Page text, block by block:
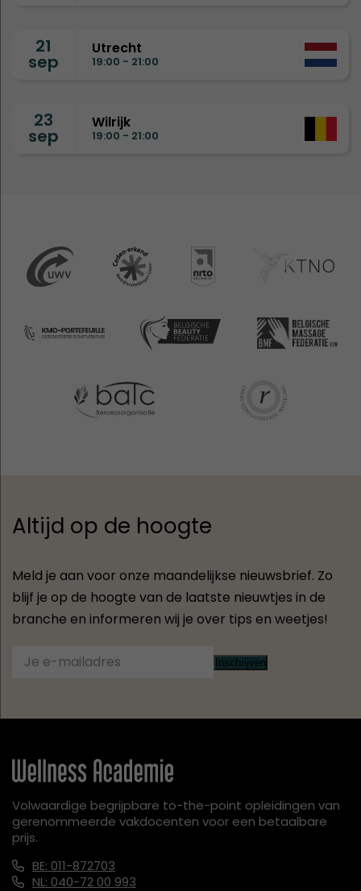
21
sep
Utrecht
19:00 - 21:00
23
sep
Wilrijk
19:00 - 21:00
Altijd op de hoogte
Meld je aan voor onze maandelijkse nieuwsbrief. Zo
blijf je op de hoogte van de laatste nieuwtjes in de
branche en informeren wij je over tips en weetjes!
Inschrijven
Volwaardige begrijpbare to-the-point opleidingen van
gerenommeerde vakdocenten voor een betaalbare
prijs.
BE: 011-872703
NL: 040-72 00 993